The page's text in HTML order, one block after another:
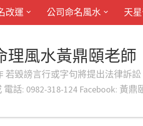
改運 公司命名風水 天
理風水黃鼎頤老師
毀謗言行或字句將提出法律訴訟
話: 0982-318-124 Facebook: 黃鼎